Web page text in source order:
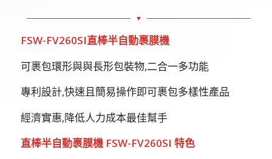
FSW-FV260SI直棒半自動裹膜機
可裹包環形與與長形包裝物,二合一多功能
專利設計,快速且簡易操作即可裹包多樣性產品
經濟實惠,降低人力成本最佳幫手
直棒半自動裹膜機FSW-FV260SI 特色